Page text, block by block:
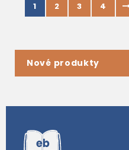
1
2 3 4
Nové produkty